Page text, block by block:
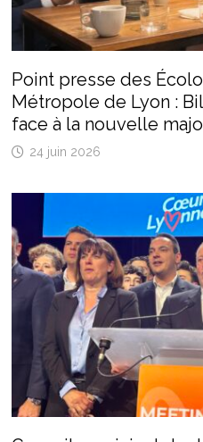
Point presse des
Métropole de Lyon :
face à la nouvelle
24 juin 2026